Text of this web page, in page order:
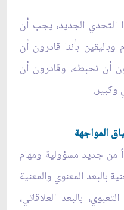
التحدي الجديد، يجب أن
بأننا قادرون أن
أن نحبطه، وقادرون أن
وكبير.
المواجهة
من جديد مسؤولية ومهام
بالبعد المعنوي والمعنية
بالبعد العلاقاتي،